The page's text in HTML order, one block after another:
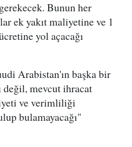
Bunun her
ek yakıt maliyetine ve 1
yol açacağı
Arabistan'ın başka bir
değil, mevcut ihracat
ve verimliliği
bulamayacağı"